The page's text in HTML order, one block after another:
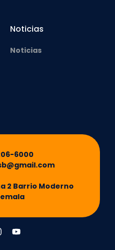
Noticias
Noticias
6000
2 Barrio Moderno